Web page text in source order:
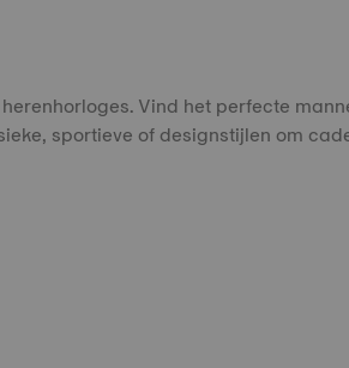
Vind het perfecte
sportieve of designstijlen om